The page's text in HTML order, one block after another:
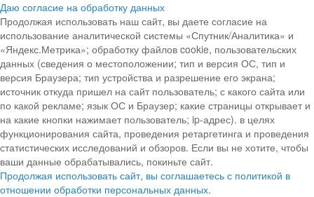
Даю согласие на обработку данных
Продолжая использовать наш сайт, вы даете согласие на
использование аналитической системы «Спутник/Аналитика» и
«Яндекс.Метрика»; обработку файлов cookie, пользовательских
данных (сведения о местоположении; тип и версия ОС, тип и
версия Браузера; тип устройства и разрешение его экрана;
источник откуда пришел на сайт пользователь; с какого сайта или
по какой рекламе; язык ОС и Браузер; какие страницы открывает и
на какие кнопки нажимает пользователь; ip-адрес). в целях
функционирования сайта, проведения ретаргетинга и проведения
статистических исследований и обзоров. Если вы не хотите, чтобы
ваши данные обрабатывались, покиньте сайт.
Продолжая использовать сайт, вы соглашаетесь с политикой в
отношении обработки персональных данных.